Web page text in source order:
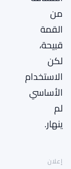
من
القمة
قبيحة،
لكن
الاستخدام
الأساسي
لم
ينهار.
إعلان